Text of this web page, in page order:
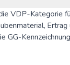
VDP-Kategorie
GG-